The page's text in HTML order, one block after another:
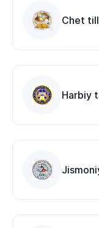
Chet
Harbiy